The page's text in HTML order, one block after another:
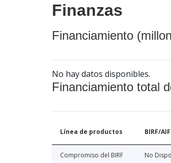
Finanzas
Financiamiento
No hay datos disponibles.
Financiamiento total
Línea de productos BIRF/AIF
Compromiso del BIRF No